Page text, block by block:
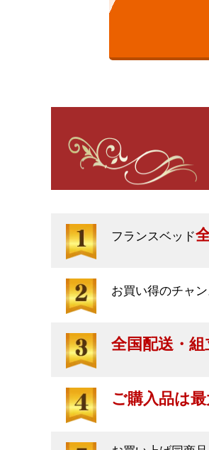
フランスベッド
お買い得のチャン
全国配送・組
ご購入品は